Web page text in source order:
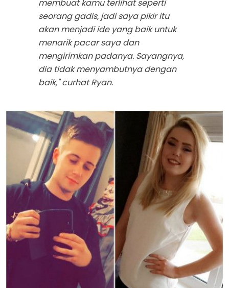
membuat kamu terlihat seperti
seorang gadis, jadi saya pikir itu
akan menjadi ide yang baik untuk
menarik pacar saya dan
mengirimkan padanya. Sayangnya,
dia tidak menyambutnya dengan
baik," curhat Ryan.